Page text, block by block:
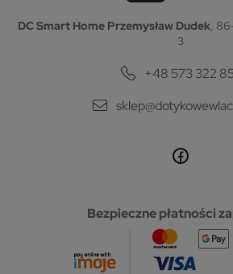
DC Smart Home Przemysław Dudek,
3
+48 573 322
Bezpieczne płatności